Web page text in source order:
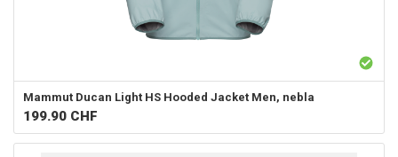
Mammut Ducan Light HS Hooded Jacket Men, nebla
199.90 CHF